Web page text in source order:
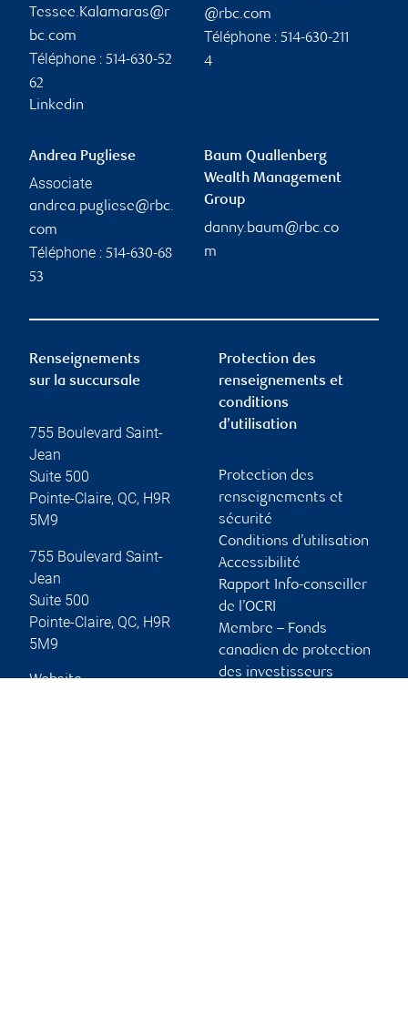
Tessee.Kalamaras@r
bc.com
Téléphone : 514-630-52
62
Linkedin
@rbc.com
Téléphone : 514-630-211
4
Andrea Pugliese
Associate
andrea.pugliese@rbc.
com
Téléphone : 514-630-68
53
Baum Quallenberg
Wealth Management
Group
danny.baum@rbc.co
m
Renseignements
sur la succursale
755 Boulevard Saint-
Jean
Suite 500
Pointe-Claire, QC, H9R
5M9
755 Boulevard Saint-
Jean
Suite 500
Pointe-Claire, QC, H9R
5M9
Website
Protection des
renseignements et
conditions
d’utilisation
Protection des
renseignements et
sécurité
Conditions d’utilisation
Accessibilité
Rapport Info-conseiller
de l’OCRI
Membre – Fonds
canadien de protection
des investisseurs